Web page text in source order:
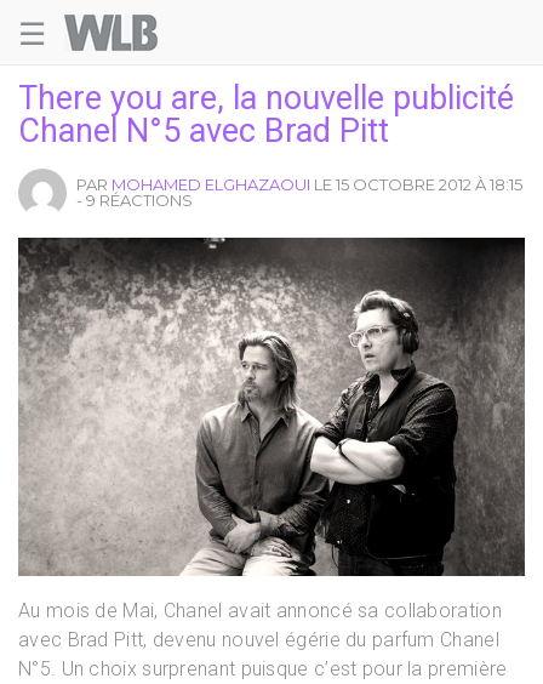
☰
There you are, la nouvelle publicité
Chanel N°5 avec Brad Pitt
PAR MOHAMED ELGHAZAOUI LE 15 OCTOBRE 2012 À 18:15
- 9 RÉACTIONS
Au mois de Mai, Chanel avait annoncé sa collaboration
avec Brad Pitt, devenu nouvel égérie du parfum Chanel
N°5. Un choix surprenant puisque c’est pour la première